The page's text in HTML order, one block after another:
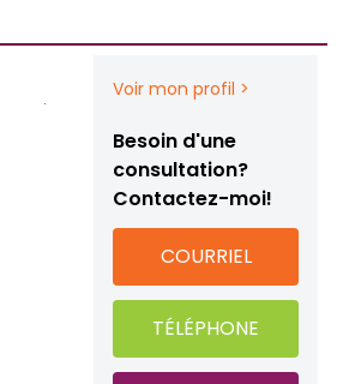
Voir mon profil >
Besoin d'une
consultation?
Contactez-moi!
COURRIEL
TÉLÉPHONE